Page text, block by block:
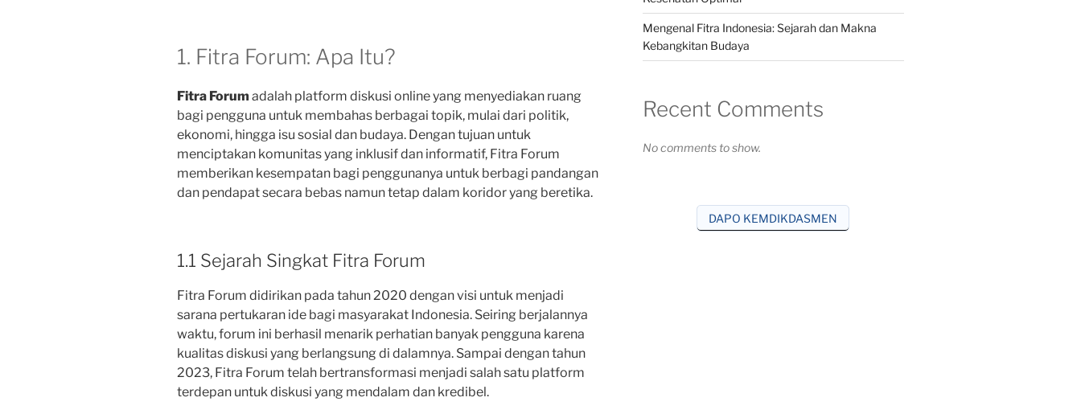
1. Fitra Forum: Apa Itu?
Fitra Forum adalah platform diskusi online yang menyediakan ruang
bagi pengguna untuk membahas berbagai topik, mulai dari politik,
ekonomi, hingga isu sosial dan budaya. Dengan tujuan untuk
menciptakan komunitas yang inklusif dan informatif, Fitra Forum
memberikan kesempatan bagi penggunanya untuk berbagi pandangan
dan pendapat secara bebas namun tetap dalam koridor yang beretika.
1.1 Sejarah Singkat Fitra Forum
Fitra Forum didirikan pada tahun 2020 dengan visi untuk menjadi
sarana pertukaran ide bagi masyarakat Indonesia. Seiring berjalannya
waktu, forum ini berhasil menarik perhatian banyak pengguna karena
kualitas diskusi yang berlangsung di dalamnya. Sampai dengan tahun
2023, Fitra Forum telah bertransformasi menjadi salah satu platform
terdepan untuk diskusi yang mendalam dan kredibel.
Mengenal Fitra Indonesia: Sejarah dan Makna
Kebangkitan Budaya
Recent Comments
No comments to show.
DAPO KEMDIKDASMEN